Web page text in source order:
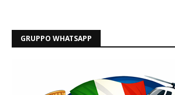
GRUPPO WHATSAPP